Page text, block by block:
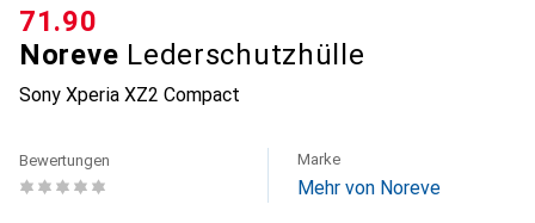
Noreve Lederschutzhülle
Sony Xperia XZ2 Compact
CHF
71.90
Bewertungen Marke
Mehr von Noreve